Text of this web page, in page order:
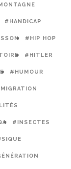
#HANDICAP
#HIP HOP
#HITLER
#HUMOUR
#INSECTES